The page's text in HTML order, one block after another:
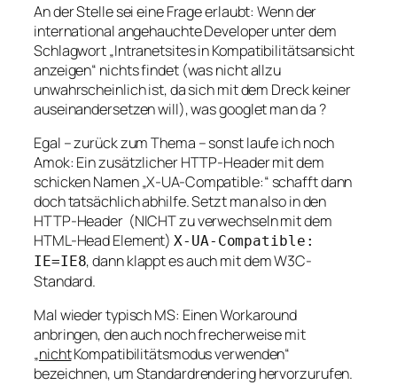
An der Stelle sei eine Frage erlaubt: Wenn der
international angehauchte Developer unter dem
Schlagwort „Intranetsites in Kompatibilitätsansicht
anzeigen“ nichts findet (was nicht allzu
unwahrscheinlich ist, da sich mit dem Dreck keiner
auseinandersetzen will), was googlet man da ?
Egal – zurück zum Thema – sonst laufe ich noch
Amok: Ein zusätzlicher HTTP-Header mit dem
schicken Namen „X-UA-Compatible:“ schafft dann
doch tatsächlich abhilfe. Setzt man also in den
HTTP-Header (NICHT zu verwechseln mit dem
HTML-Head Element)X-UA-Compatible:
IE=IE8, dann klappt es auch mit dem W3C-
Standard.
Mal wieder typisch MS: Einen Workaround
anbringen, den auch noch frecherweise mit
„nichtKompatibilitätsmodus verwenden“
bezeichnen, um Standardrendering hervorzurufen.